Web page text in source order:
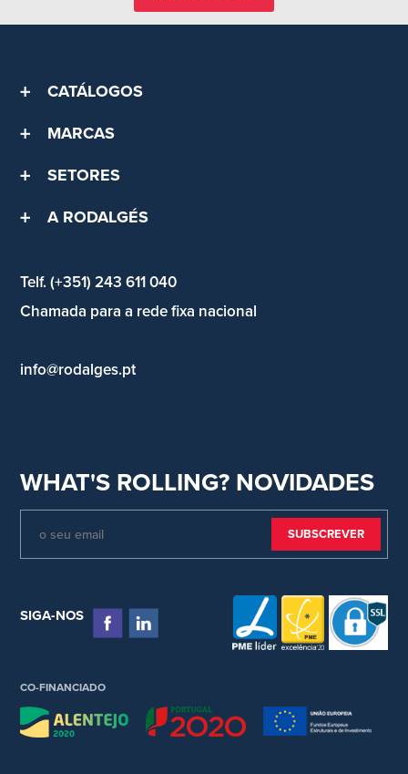
CATÁLOGOS
MARCAS
SETORES
A RODALGÉS
Telf. (+351) 243 611 040
Chamada para a rede fixa nacional
info@rodalges.pt
WHAT'S ROLLING? NOVIDADES
SIGA-NOS
CO-FINANCIADO